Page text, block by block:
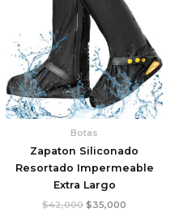
Botas
Zapaton Siliconado
Resortado Impermeable
Extra Largo
$42,000
$42,000.
$35,000
$35,000.